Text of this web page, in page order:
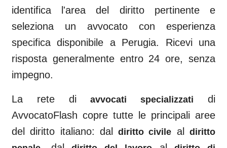
identifica l'area del diritto pertinente e
seleziona un avvocato con esperienza
specifica disponibile a Perugia. Ricevi una
risposta generalmente entro 24 ore, senza
impegno.
La rete diavvocati specializzati
di
AvvocatoFlash copre tutte le principali aree
del diritto italiano: daldiritto civile al
diritto